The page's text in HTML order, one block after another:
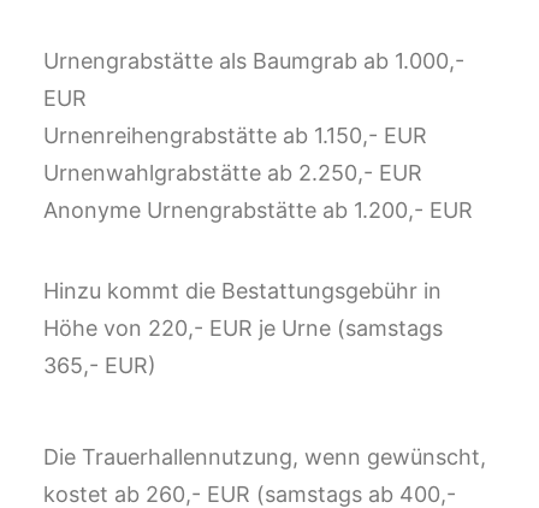
Urnengrabstätte als Baumgrab ab 1.000,-
EUR
Urnenreihengrabstätte ab 1.150,- EUR
Urnenwahlgrabstätte ab 2.250,- EUR
Anonyme Urnengrabstätte ab 1.200,- EUR
Hinzu kommt die Bestattungsgebühr in
Höhe von 220,- EUR je Urne (samstags
365,- EUR)
Die Trauerhallennutzung, wenn gewünscht,
kostet ab 260,- EUR (samstags ab 400,-